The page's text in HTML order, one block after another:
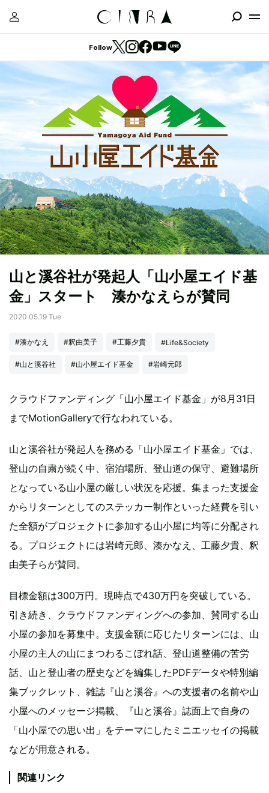
Follow
山と溪谷社が発起人「山小屋エイド基
金」スタート 湊かなえらが賛同
2020.05.19 Tue
#湊かなえ #釈由美子 #工藤夕貴 #Life&Society
#山と溪谷社 #山小屋エイド基金 #岩崎元郎
クラウドファンディング「山小屋エイド基金」が8月31日
までMotionGalleryで行なわれている。
山と溪谷社が発起人を務める「山小屋エイド基金」では、
登山の自粛が続く中、宿泊場所、登山道の保守、避難場所
となっている山小屋の厳しい状況を応援。集まった支援金
からリターンとしてのステッカー制作といった経費を引い
た全額がプロジェクトに参加する山小屋に均等に分配され
る。プロジェクトには岩崎元郎、湊かなえ、工藤夕貴、釈
由美子らが賛同。
目標金額は300万円。現時点で430万円を突破している。
引き続き、クラウドファンディングへの参加、賛同する山
小屋の参加を募集中。支援金額に応じたリターンには、山
小屋の主人の山にまつわるこぼれ話、登山道整備の苦労
話、山と登山者の歴史などを編集したPDFデータや特別編
集ブックレット、雑誌『山と溪谷』への支援者の名前や山
小屋へのメッセージ掲載、『山と溪谷』誌面上で自身の
「山小屋での思い出」をテーマにしたミニエッセイの掲載
などが用意される。
関連リンク